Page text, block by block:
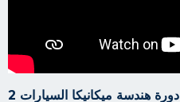
دورة هندسة ميكانيكا السيارات 2